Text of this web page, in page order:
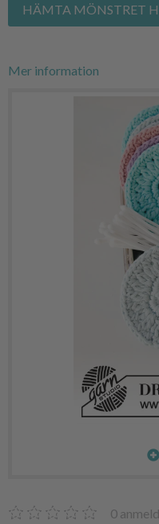
HÄMTA MÖNSTRET
Mer information
0